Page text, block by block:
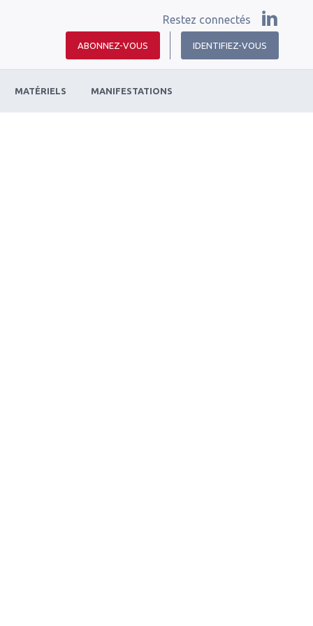
Restez connectés
ABONNEZ-VOUS IDENTIFIEZ-VOUS
MATÉRIELS MANIFESTATIONS